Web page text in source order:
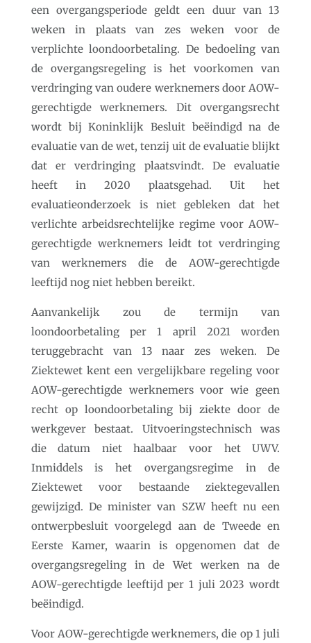
een overgangsperiode geldt een duur van 13
weken in plaats van zes weken voor de
verplichte loondoorbetaling. De bedoeling van
de overgangsregeling is het voorkomen van
verdringing van oudere werknemers door AOW-
gerechtigde werknemers. Dit overgangsrecht
wordt bij Koninklijk Besluit beëindigd na de
evaluatie van de wet, tenzij uit de evaluatie blijkt
dat er verdringing plaatsvindt. De evaluatie
heeft in 2020 plaatsgehad. Uit het
evaluatieonderzoek is niet gebleken dat het
verlichte arbeidsrechtelijke regime voor AOW-
gerechtigde werknemers leidt tot verdringing
van werknemers die de AOW-gerechtigde
leeftijd nog niet hebben bereikt.
Aanvankelijk zou de termijn van
loondoorbetaling per 1 april 2021 worden
teruggebracht van 13 naar zes weken. De
Ziektewet kent een vergelijkbare regeling voor
AOW-gerechtigde werknemers voor wie geen
recht op loondoorbetaling bij ziekte door de
werkgever bestaat. Uitvoeringstechnisch was
die datum niet haalbaar voor het UWV.
Inmiddels is het overgangsregime in de
Ziektewet voor bestaande ziektegevallen
gewijzigd. De minister van SZW heeft nu een
ontwerpbesluit voorgelegd aan de Tweede en
Eerste Kamer, waarin is opgenomen dat de
overgangsregeling in de Wet werken na de
AOW-gerechtigde leeftijd per 1 juli 2023 wordt
beëindigd.
Voor AOW-gerechtigde werknemers, die op 1 juli